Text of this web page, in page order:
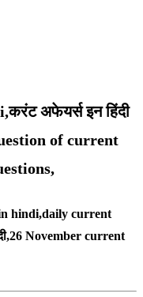
अफेयर्स इन हिंदी
of current
hindi,daily current
November current